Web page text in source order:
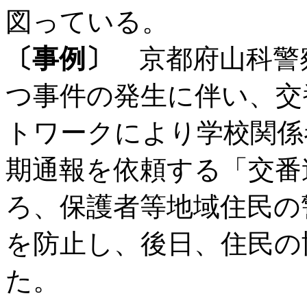
図っている。
〔事例〕
京都府山科警
つ事件の発生に伴い、
トワークにより学校関
期通報を依頼する「交
ろ、保護者等地域住民
を防止し、後日、住民
た。